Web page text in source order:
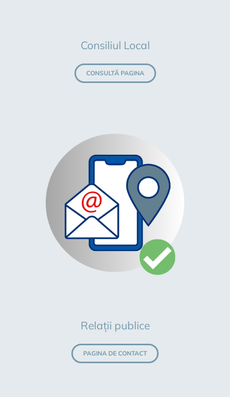
Consiliul Local
CONSULTĂ PAGINA
Relații publice
PAGINA DE CONTACT